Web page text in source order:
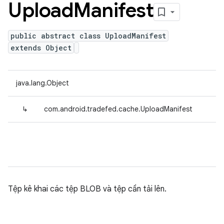
UploadManifest
public abstract class UploadManifest
extends Object
java.lang.Object
↳ com.android.tradefed.cache.UploadManifest
Tệp kê khai các tệp BLOB và tệp cần tải lên.